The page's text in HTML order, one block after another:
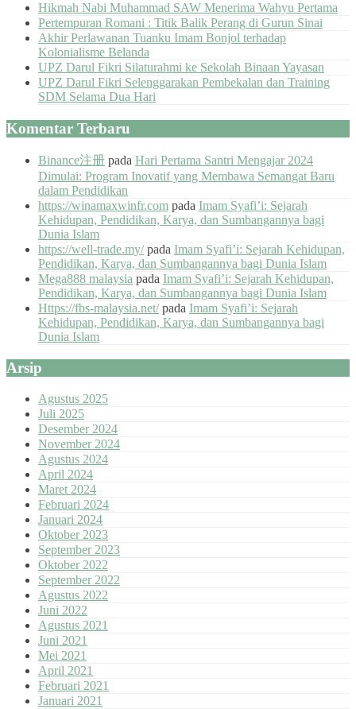
Hikmah Nabi Muhammad SAW Menerima Wahyu Pertama
Pertempuran Romani : Titik Balik Perang di Gurun Sinai
Akhir Perlawanan Tuanku Imam Bonjol terhadap
Kolonialisme Belanda
UPZ Darul Fikri Silaturahmi ke Sekolah Binaan Yayasan
UPZ Darul Fikri Selenggarakan Pembekalan dan Training
SDM Selama Dua Hari
Komentar Terbaru
Binance注册 pada Hari Pertama Santri Mengajar 2024
Dimulai: Program Inovatif yang Membawa Semangat Baru
dalam Pendidikan
https://winamaxwinfr.com pada Imam Syafi’i: Sejarah
Kehidupan, Pendidikan, Karya, dan Sumbangannya bagi
Dunia Islam
https://well-trade.my/pada Imam Syafi’i: Sejarah Kehidupan,
Pendidikan, Karya, dan Sumbangannya bagi Dunia Islam
Mega888 malaysia pada Imam Syafi’i: Sejarah Kehidupan,
Pendidikan, Karya, dan Sumbangannya bagi Dunia Islam
Https://fbs-malaysia.net/pada Imam Syafi’i: Sejarah
Kehidupan, Pendidikan, Karya, dan Sumbangannya bagi
Dunia Islam
Arsip
Agustus 2025
Juli 2025
Desember 2024
November 2024
Agustus 2024
April 2024
Maret 2024
Februari 2024
Januari 2024
Oktober 2023
September 2023
Oktober 2022
September 2022
Agustus 2022
Juni 2022
Agustus 2021
Juni 2021
Mei 2021
April 2021
Februari 2021
Januari 2021